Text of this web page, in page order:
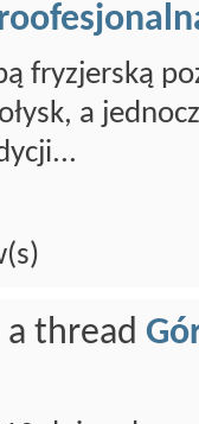
fryzjerską
a
thread